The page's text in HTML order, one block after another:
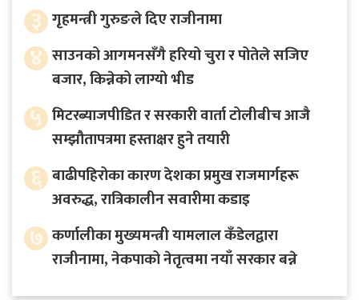
३ गृहमन्त्री गुरुङले दिए राजीनामा
४ साउनको आगमनसँगै हरियो चुरा र पोतेले सजिए
बजार, किन्नेको लाग्यो भीड
५ मिटरब्याजपीडित र सरकारी वार्ता टोलीबीच आजै
सम्झौतापत्रमा हस्ताक्षर हुने तयारी
६ बाढीपहिरोका कारण देशका प्रमुख राजमार्गहरू
अवरुद्ध, रात्रिकालीन सवारीमा कडाइ
७ कर्णालीका मुख्यमन्त्री यामलाल कँडेलद्वारा
राजीनामा, नेकपाको नेतृत्वमा नयाँ सरकार बन्ने